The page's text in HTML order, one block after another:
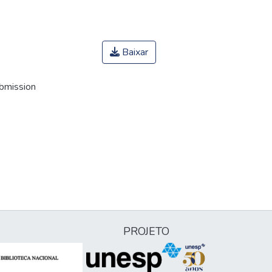
Baixar
PROJETO